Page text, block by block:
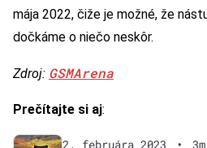
mája 2022, čiže je možné, že
dočkáme o niečo neskôr.
Zdroj: GSMArena
Prečítajte si aj:
2. februára 2023 • 3m